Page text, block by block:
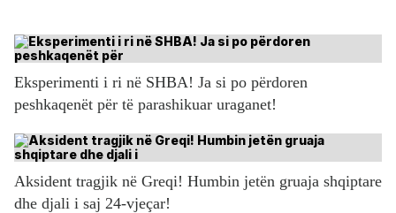
Eksperimenti i ri në SHBA! Ja si po përdoren
peshkaqenët për të parashikuar uraganet!
Aksident tragjik në Greqi! Humbin jetën gruaja shqiptare
dhe djali i saj 24-vjeçar!